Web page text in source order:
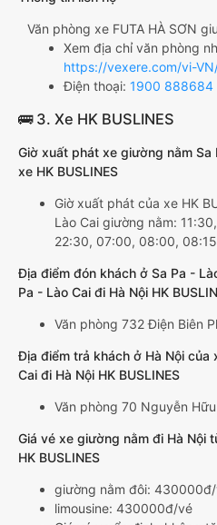
Văn phòng xe FUTA HÀ SƠN
Xem địa chỉ văn phòng
https://vexere.com/vi-
Điện thoại: 1900 888684
🚌 3. Xe HK BUSLINES
Giờ xuất phát xe giường nằm Sa
xe HK BUSLINES
Giờ xuất phát của xe HK
Lào Cai giường nằm:
22:30, 07:00, 08:00,
Địa điểm đón khách ở Sa Pa -
Pa - Lào Cai đi Hà Nội HK
Văn phòng 732 Điện Biên
Địa điểm trả khách ở Hà Nội của
Cai đi Hà Nội HK BUSLINES
Văn phòng 70 Nguyễn
Giá vé xe giường nằm đi Hà Nội
HK BUSLINES
giường nằm đôi:
limousine: 430000đ/vé